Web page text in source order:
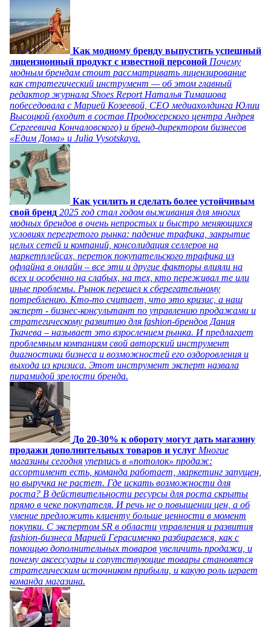
Как модному бренду выпустить успешный
лицензионный продукт с известной персоной Почему
модным брендам стоит рассматривать лицензирование
как стратегический инструмент — об этом главный
редактор журнала Shoes Report Наталья Тимашова
побеседовала с Марией Козеевой, СЕО медиахолдинга Юлии
Высоцкой (входит в состав Продюсерского центра Андрея
Сергеевича Кончаловского) и бренд-директором бизнесов
«Едим Дома» и Julia Vysotskaya.
Как усилить и сделать более устойчивым
свой бренд 2025 год стал годом выживания для многих
модных брендов в очень непростых и быстро меняющихся
условиях перегретого рынка: падение трафика, закрытие
целых сетей и компаний, консолидация селлеров на
маркетплейсах, переток покупательского трафика из
офлайна в онлайн – все эти и другие факторы влияли на
всех и особенно на слабых, на тех, кто переживал те или
иные проблемы. Рынок перешел к сберегательному
потреблению. Кто-то считает, что это кризис, а наш
эксперт - бизнес-консультант по управлению продажами и
стратегическому развитию для fashion-брендов Дания
Ткачева – называет это взрослением рынка. И предлагает
проблемным компаниям свой авторский инструмент
диагностики бизнеса и возможностей его оздоровления и
выхода из кризиса. Этот инструмент эксперт назвала
пирамидой зрелости бренда.
До 20-30% к обороту могут дать магазину
продажи дополнительных товаров и услуг Многие
магазины сегодня уперлись в «потолок» продаж:
ассортимент есть, команда работает, маркетинг запущен,
но выручка не растет. Где искать возможности для
роста? В действительности ресурсы для роста скрыты
прямо в чеке покупателя. И речь не о повышении цен, а об
умение предложить клиенту больше ценности в момент
покупки. С экспертом SR в области управления и развития
fashion-бизнеса Марией Герасименко разбираемся, как с
помощью дополнительных товаров увеличить продажи, и
почему аксессуары и сопутствующие товары становятся
стратегическим источником прибыли, и какую роль играет
команда магазина.